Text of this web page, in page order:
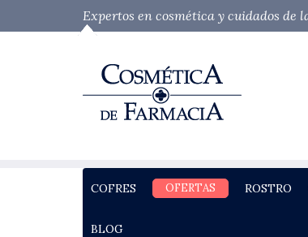
Expertos en cosmética y cuidados de
COFRES OFERTAS ROSTRO
BLOG